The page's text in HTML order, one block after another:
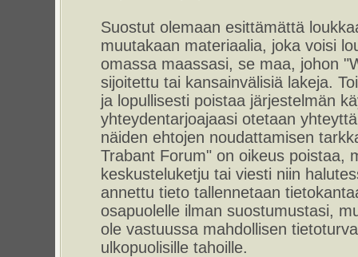
Suostut olemaan esittämättä
muutakaan materiaalia, joka voisi
omassa maassasi, se maa, johon
sijoitettu tai kansainvälisiä lakeja.
ja lopullisesti poistaa järjestelmän
yhteydentarjoajaasi otetaan
näiden ehtojen noudattamisen
Trabant Forum" on oikeus poistaa,
keskusteluketju tai viesti niin
annettu tieto tallennetaan
osapuolelle ilman suostumustasi,
ole vastuussa mahdollisen
ulkopuolisille tahoille.